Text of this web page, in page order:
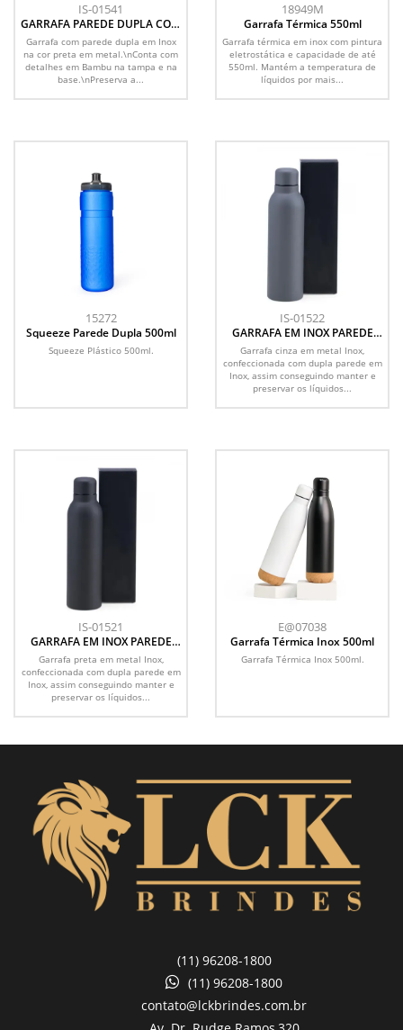
IS-01541
GARRAFA PAREDE DUPLA COM
DETALHES EM BAMBU - PRETA
- 500 ML
Garrafa com parede dupla em Inox
na cor preta em metal.\nConta com
detalhes em Bambu na tampa e na
base.\nPreserva a...
18949M
Garrafa Térmica 550ml
Garrafa térmica em inox com pintura
eletrostática e capacidade de até
550ml. Mantém a temperatura de
líquidos por mais...
15272
Squeeze Parede Dupla 500ml
Squeeze Plástico 500ml.
IS-01522
GARRAFA EM INOX PAREDE
DUPLA - CINZA - 470 ML
Garrafa cinza em metal Inox,
confeccionada com dupla parede em
Inox, assim conseguindo manter e
preservar os líquidos...
IS-01521
GARRAFA EM INOX PAREDE
DUPLA - PRETO - 470 ML
Garrafa preta em metal Inox,
confeccionada com dupla parede em
Inox, assim conseguindo manter e
preservar os líquidos...
E@07038
Garrafa Térmica Inox 500ml
Garrafa Térmica Inox 500ml.
(11) 96208-1800
(11) 96208-1800
contato@lckbrindes.com.br